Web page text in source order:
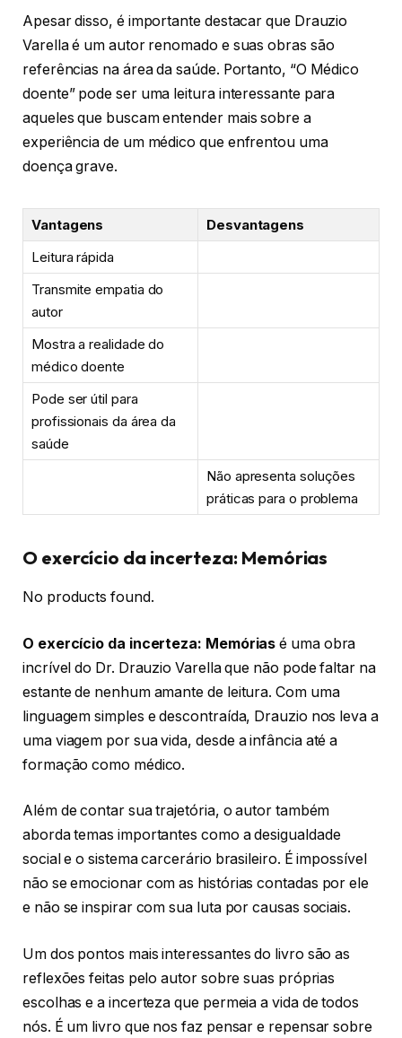
Apesar disso, é importante destacar que Drauzio
Varella é um autor renomado e suas obras são
referências na área da saúde. Portanto, “O Médico
doente” pode ser uma leitura interessante para
aqueles que buscam entender mais sobre a
experiência de um médico que enfrentou uma
doença grave.
Vantagens
Desvantagens
Leitura rápida
Transmite empatia do
autor
Mostra a realidade do
médico doente
Pode ser útil para
profissionais da área da
saúde
Não apresenta soluções
práticas para o problema
O exercício da incerteza: Memórias
No products found.
O exercício da incerteza: Memórias é uma obra
incrível do Dr. Drauzio Varella que não pode faltar na
estante de nenhum amante de leitura. Com uma
linguagem simples e descontraída, Drauzio nos leva a
uma viagem por sua vida, desde a infância até a
formação como médico.
Além de contar sua trajetória, o autor também
aborda temas importantes como a desigualdade
social e o sistema carcerário brasileiro. É impossível
não se emocionar com as histórias contadas por ele
e não se inspirar com sua luta por causas sociais.
Um dos pontos mais interessantes do livro são as
reflexões feitas pelo autor sobre suas próprias
escolhas e a incerteza que permeia a vida de todos
nós. É um livro que nos faz pensar e repensar sobre